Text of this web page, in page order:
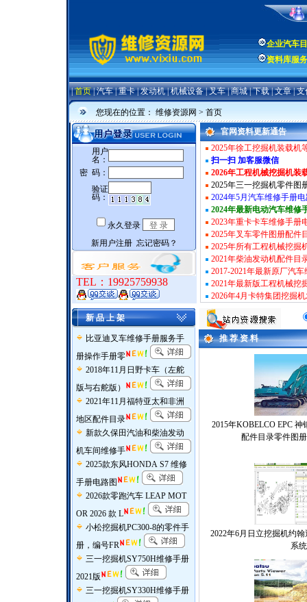
企业汽车
资料库服
|首页|汽车|重卡|发动机|机械设备|叉车|商城|下载|文章|支
您现在的位置： 维修资源网 > 首页
TEL：19925759938
官网资料更新通告
2025年徐工挖掘机装载机
扫一扫 加客服微信
2026年工程机械挖掘机装
2025年三一挖掘机零件图
2024年5月汽车维修手册
2024年最新电动汽车维修
2023年重卡卡车维修手册
2025年叉车零件图册配件
2025年所有工程机械挖掘
2021年柴油发动机配件目
2017-2021年最新原厂汽
2021年最新版工程机械挖
2026年4月卡特集团挖掘
新 品 上 架
比亚迪叉车维修手册服务手
册操作手册零
2018年11月日野卡车（左舵
版与右舵版）
2021年11月福特亚太和非洲
地区配件目录
新款久保田汽油和柴油发动
机车间维修手
2025款东风HONDA S7 维修
手册电路图
2026款零跑汽车 LEAP MOT
OR 2026 款 L
小松挖掘机PC300-8的零件手
册，编号FR
三一挖掘机SY750H维修手册
2021版
三一挖掘机SY330H维修手册
推 荐 资 料
2015年KOBELCO EPC
配件目录零件图
2022年6月日立挖掘机约
系统